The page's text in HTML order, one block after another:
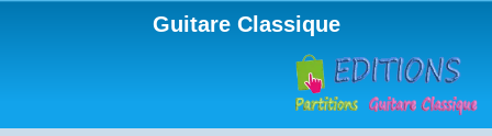
Guitare Classique